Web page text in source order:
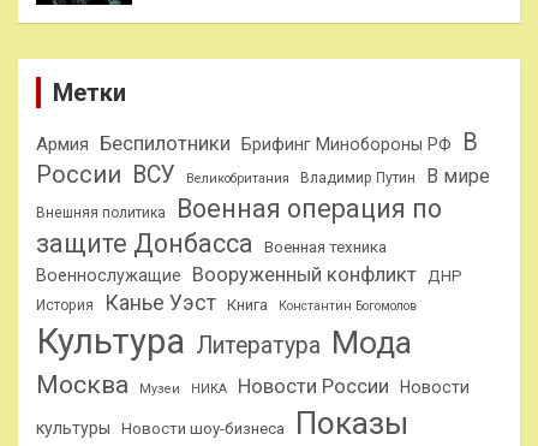
Метки
Армия Беспилотники Брифинг Минобороны РФ
В
России ВСУ Великобритания Владимир Путин В мире
Внешняя политика
Военная операция по
защите Донбасса
Военная техника
Военнослужащие Вооруженный конфликт ДНР
История Канье Уэст Книга Константин Богомолов
Культура Литература Мода
Москва Музеи НИКА Новости России Новости
культуры Новости шоу-бизнеса Показы